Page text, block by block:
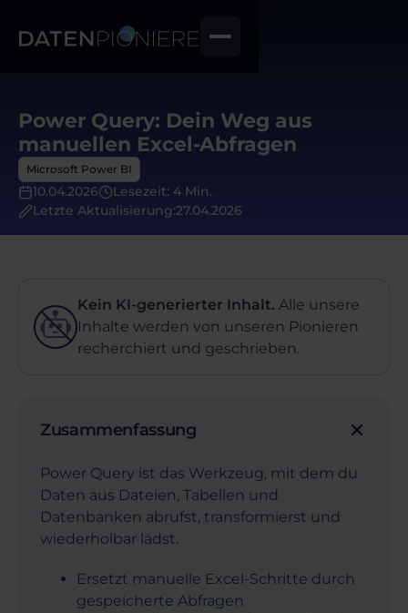
Power Query: Dein Weg aus
manuellen Excel-Abfragen
Microsoft Power BI
10.04.2026
Lesezeit: 4 Min.
Letzte Aktualisierung:27.04.2026
Kein KI-generierter Inhalt. Alle unsere
Inhalte werden von unseren Pionieren
recherchiert und geschrieben.
Zusammenfassung
Power Query ist das Werkzeug, mit dem du
Daten aus Dateien, Tabellen und
Datenbanken abrufst, transformierst und
wiederholbar lädst.
Ersetzt manuelle Excel-Schritte durch
gespeicherte Abfragen